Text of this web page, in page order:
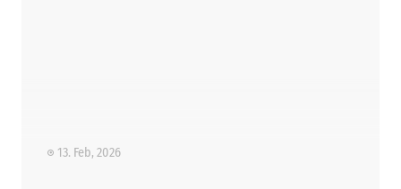
13. Feb, 2026